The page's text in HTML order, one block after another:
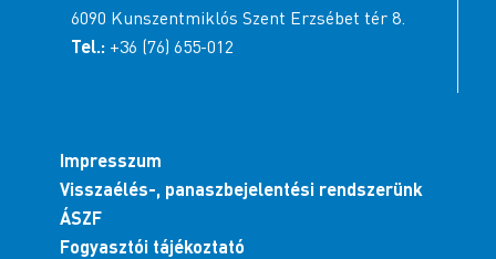
6090 Kunszentmiklós Szent Erzsébet tér 8.
Tel.: +36 (76) 655-012
Impresszum
Visszaélés-, panaszbejelentési rendszerünk
ÁSZF
Fogyasztói tájékoztató